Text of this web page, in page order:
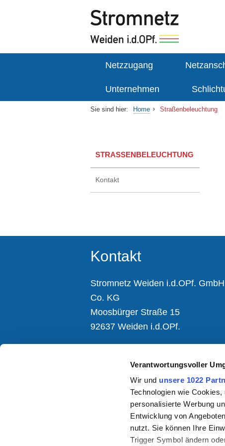
Verantwortungsvoller
Wir und unsere 1022
Technologien wie
personalisierte Werbung
Entwicklung von
nutzt. Sie können Ihre
Trigger Symbol ändern
Netzzugang
Unternehmen
Sie sind hier: Home Straßenbeleuchtung
STRASSENBELEUCHTUNG
Kontakt
Kontakt
Stromnetz Weiden i.d.OPf.
Co. KG
Moosbürger Straße 15
92637 Weiden i.d.OPf.
Montag bis Donnerstag 08:00 -
Freitag 08:00 - 12:00 Uhr
09 61 - 3 88 33 54 - 1
Datenschutz Disclaimer